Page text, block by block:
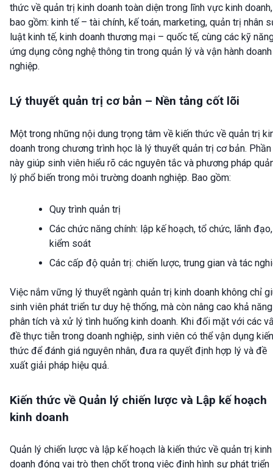
thức về quản trị kinh doanh toàn diện trong lĩnh vực kinh doanh,
bao gồm: kinh tế – tài chính, kế toán, marketing, quản trị nhân
luật kinh tế, kinh doanh thương mại – quốc tế, cùng các kỹ
ứng dụng công nghệ thông tin trong quản lý và vận hành doanh
nghiệp.
Lý thuyết quản trị cơ bản – Nền tảng cốt lõi
Một trong những nội dung trọng tâm về kiến thức về quản trị
doanh trong chương trình học là lý thuyết quản trị cơ bản. Phần
này giúp sinh viên hiểu rõ các nguyên tắc và phương pháp
lý phổ biến trong môi trường doanh nghiệp. Bao gồm:
Quy trình quản trị
Các chức năng chính: lập kế hoạch, tổ chức, lãnh đạo,
kiểm soát
Các cấp độ quản trị: chiến lược, trung gian và tác
Việc nắm vững lý thuyết ngành quản trị kinh doanh không chỉ
sinh viên phát triển tư duy hệ thống, mà còn nâng cao khả năng
phân tích và xử lý tình huống kinh doanh. Khi đối mặt với các
đề thực tiễn trong doanh nghiệp, sinh viên có thể vận dụng kiến
thức để đánh giá nguyên nhân, đưa ra quyết định hợp lý và đề
xuất giải pháp hiệu quả.
Kiến thức về Quản lý chiến lược và Lập kế hoạch
kinh doanh
Quản lý chiến lược và lập kế hoạch là kiến thức về quản trị kinh
doanh đóng vai trò then chốt trong việc định hình sự phát triển